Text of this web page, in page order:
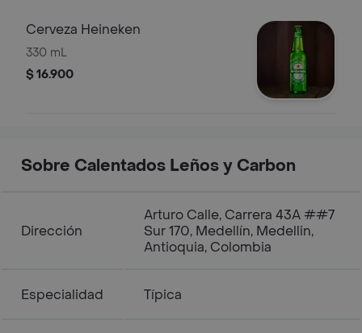
Cerveza Heineken
330 mL
$ 16.900
Sobre Calentados Leños y Carbon
Dirección
Arturo Calle, Carrera 43A ##7
Sur 170, Medellín, Medellin,
Antioquia, Colombia
Especialidad Típica